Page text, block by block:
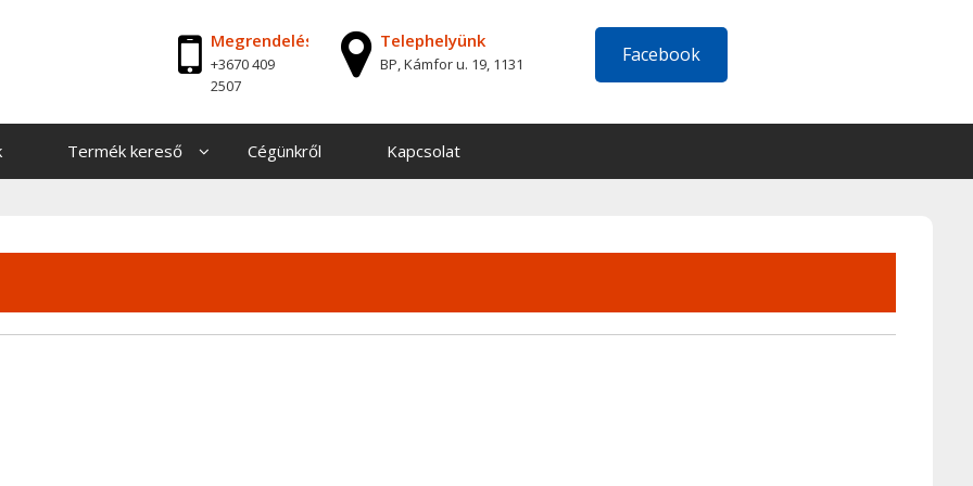
Megrendelés
+3670 409
2507
Telephelyünk
BP, Kámfor u. 19, 1131 Facebook
Termék kereső Cégünkről Kapcsolat